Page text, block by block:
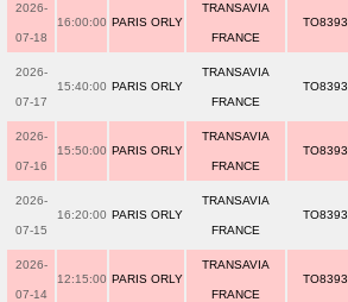
2026-
07-18
16:00:00 PARIS ORLY
TRANSAVIA
FRANCE
TO8393
2026-
07-17
15:40:00 PARIS ORLY
TRANSAVIA
FRANCE
TO8393
2026-
07-16
15:50:00 PARIS ORLY
TRANSAVIA
FRANCE
TO8393
2026-
07-15
16:20:00 PARIS ORLY
TRANSAVIA
FRANCE
TO8393
2026-
07-14
12:15:00 PARIS ORLY
TRANSAVIA
FRANCE
TO8393